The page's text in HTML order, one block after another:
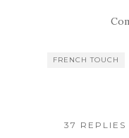
r
ta
er
FRENCH TOUCH
37 REPLIES